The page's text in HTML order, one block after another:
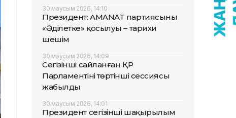
30 маусым 2026, 14:10
Президент: AMANAT партиясының
«Әділетке» қосылуы – тарихи
шешім
30 маусым 2026, 14:09
Сегізінші сайланған ҚР
Парламентінің төртінші сессиясы
жабылды
30 маусым 2026, 14:01
Президент сегізінші шақырылым